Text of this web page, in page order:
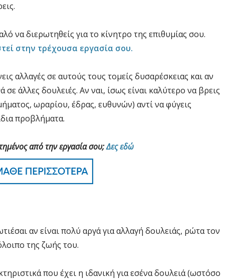
να διερωτηθείς για το κίνητρο της επιθυμίας σου.
στην τρέχουσα εργασία σου.
αλλαγές σε αυτούς τους τομείς δυσαρέσκειας και αν
σε άλλες δουλειές. Αν ναι, ίσως είναι καλύτερο να βρεις
ωραρίου, έδρας, ευθυνών) αντί να φύγεις
προβλήματα.
από την εργασία σου;Δες εδώ
αν είναι πολύ αργά για αλλαγή δουλειάς, ρώτα τον
της ζωής του.
που έχει η ιδανική για εσένα δουλειά (ωστόσο